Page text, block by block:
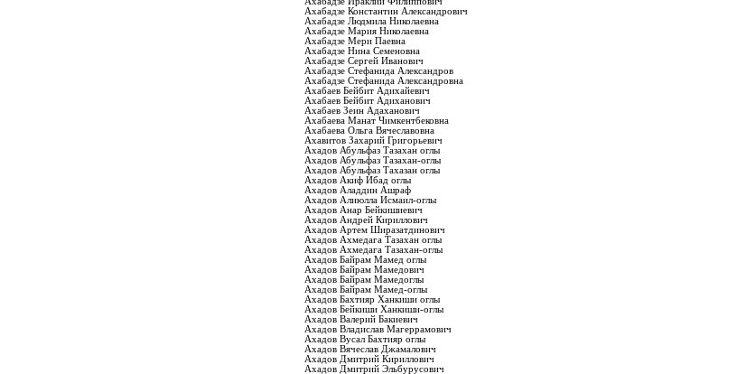
Ахабадзе Константин Александрович
Ахабадзе Людмила Николаевна
Ахабадзе Мария Николаевна
Ахабадзе Мери Паевна
Ахабадзе Нина Семеновна
Ахабадзе Сергей Иванович
Ахабадзе Стефанида Александров
Ахабадзе Стефанида Александровна
Ахабаев Бейбит Адихайевич
Ахабаев Бейбит Адиханович
Ахабаев Зеин Адаханович
Ахабаева Манат Чимкентбековна
Ахабаева Ольга Вячеславовна
Ахавитов Захарий Григорьевич
Ахадов Абульфаз Тазахан оглы
Ахадов Абульфаз Тазахан-оглы
Ахадов Абульфаз Тахазан оглы
Ахадов Акиф Ибад оглы
Ахадов Аладдин Ашраф
Ахадов Алиюлла Исмаил-оглы
Ахадов Анар Бейкишиевич
Ахадов Андрей Кириллович
Ахадов Артем Ширазатдинович
Ахадов Ахмедага Тазахан оглы
Ахадов Ахмедага Тазахан-оглы
Ахадов Байрам Мамед оглы
Ахадов Байрам Мамедович
Ахадов Байрам Мамедоглы
Ахадов Байрам Мамед-оглы
Ахадов Бахтияр Ханкиши оглы
Ахадов Бейкиши Ханкиши-оглы
Ахадов Валерий Бакиевич
Ахадов Владислав Магеррамович
Ахадов Вусал Бахтияр оглы
Ахадов Вячеслав Джамалович
Ахадов Дмитрий Кириллович
Ахадов Дмитрий Эльбурусович